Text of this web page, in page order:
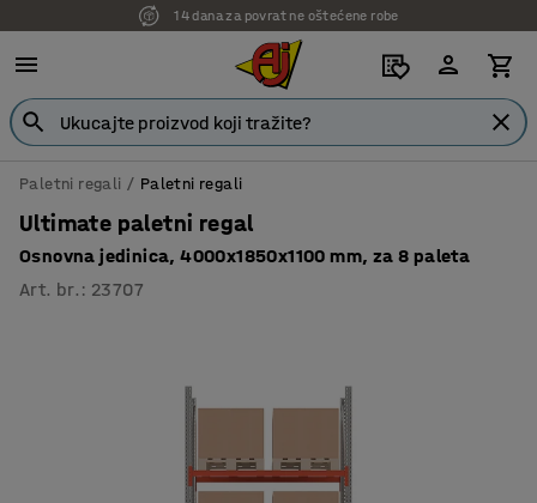
7 godina garancije
Paletni regali Paletni regali
Ultimate paletni regal
Osnovna jedinica, 4000x1850x1100 mm, za 8 paleta
Art. br. : 23707